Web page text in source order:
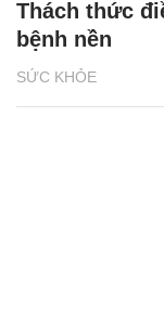
SỨC KHỎE
Thách thức
bệnh nền